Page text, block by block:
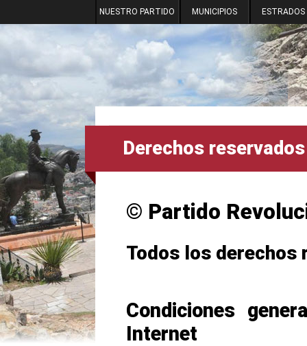
NUESTRO PARTIDO MUNICIPIOS ESTRADOS
Derechos reservados
© Partido
Todos los derechos
Condiciones
Internet